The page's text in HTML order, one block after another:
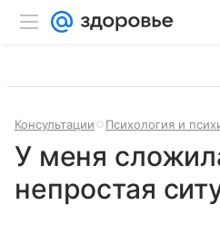
Консультации Психология и
У меня
непростая